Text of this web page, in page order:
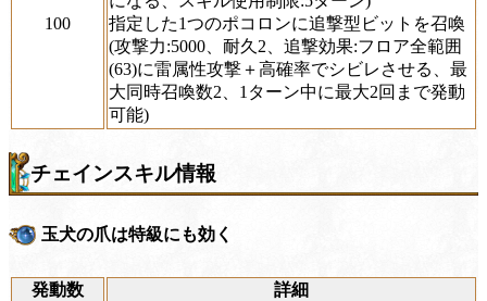
100
指定した1つのポコロンに追撃型ビットを召喚
(攻撃力:5000、耐久2、追撃効果:フロア全範囲
(63)に雷属性攻撃＋高確率でシビレさせる、最
大同時召喚数2、1ターン中に最大2回まで発動
可能)
チェインスキル情報
玉犬の爪は特級にも効く
発動数 詳細